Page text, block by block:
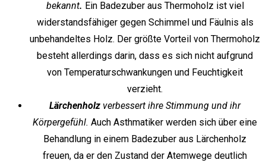
bekannt. Ein Badezuber aus Thermoholz ist viel
widerstandsfähiger gegen Schimmel und Fäulnis als
unbehandeltes Holz. Der größte Vorteil von Thermoholz
besteht allerdings darin, dass es sich nicht aufgrund
von Temperaturschwankungen und Feuchtigkeit
verzieht.
Lärchenholz verbessert ihre Stimmung und ihr
Körpergefühl. Auch Asthmatiker werden sich über eine
Behandlung in einem Badezuber aus Lärchenholz
freuen, da er den Zustand der Atemwege deutlich